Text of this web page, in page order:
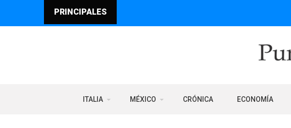
PRINCIPALES
ITALIA MÉXICO CRÓNICA ECONOMÍA